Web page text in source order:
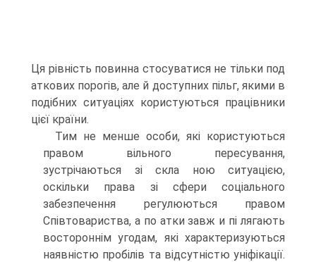
Ця рівність повинна стосуватися не тільки под
аткових порогів, але й доступних пільг, якими в
подібних ситуаціях користуються працівники
цієї країни.
Тим не менше особи, які користуються
правом вільного пересування,
зустрічаються зі скла ною ситуацією,
оскільки права зі сфери соціального
забезпечення регулюються правом
Співтовариства, а по атки завж и пі лягають
востороннім угодам, які характеризуються
наявністю пробілів та відсутністю уніфікації.